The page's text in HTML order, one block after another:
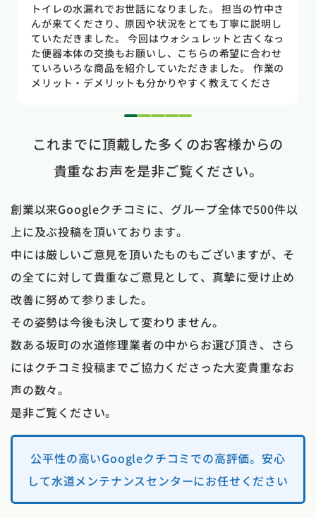
トイレの水漏れがあり来ていただきました。水漏れ箇
所もすぐに判明しました。10数年使用していた一体型
のトイレだった為使いやすさ等しっかりと説明してい
ただき交換する事になりました。正直痛い出費でした
が発見が早かったので壁や床の工事を考えるとまだ費
用は抑えれました。今回担当して頂いた竹中さんは人
た。 今回は2階のトイレでしたが、1階のトイレも修
た。
1 2 3 4 5
これまでに頂戴した多くのお客様からの
貴重なお声を是非ご覧ください。
創業以来Googleクチコミに、グループ全体で500件以
上に及ぶ投稿を頂いております。
中には厳しいご意見を頂いたものもございますが、そ
の全てに対して貴重なご意見として、真摯に受け止め
改善に努めて参りました。
その姿勢は今後も決して変わりません。
数ある坂町の水道修理業者の中からお選び頂き、さら
にはクチコミ投稿までご協力くださった大変貴重なお
声の数々。
是非ご覧ください。
公平性の高いGoogleクチコミでの高評価。安心
して水道メンテナンスセンターにお任せください